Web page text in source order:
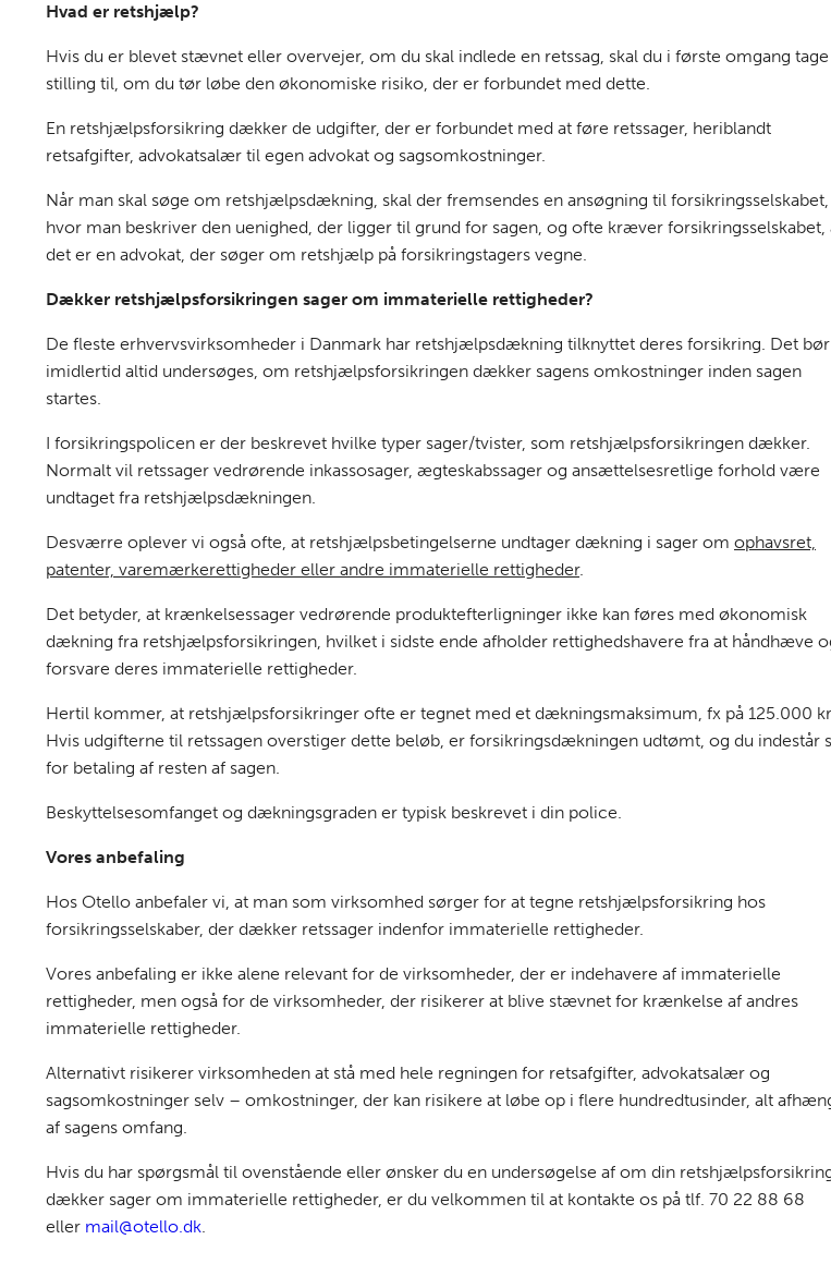
Hvad er retshjælp?
Hvis du er blevet stævnet eller overvejer, om du skal indlede en retssag, skal du i første omgang tage
stilling til, om du tør løbe den økonomiske risiko, der er forbundet med dette.
En retshjælpsforsikring dækker de udgifter, der er forbundet med at føre retssager, heriblandt
retsafgifter, advokatsalær til egen advokat og sagsomkostninger.
Når man skal søge om retshjælpsdækning, skal der fremsendes en ansøgning til forsikringsselskabet,
hvor man beskriver den uenighed, der ligger til grund for sagen, og ofte kræver forsikringsselskabet,
det er en advokat, der søger om retshjælp på forsikringstagers vegne.
Dækker retshjælpsforsikringen sager om immaterielle rettigheder?
De fleste erhvervsvirksomheder i Danmark har retshjælpsdækning tilknyttet deres forsikring. Det bør
imidlertid altid undersøges, om retshjælpsforsikringen dækker sagens omkostninger inden sagen
startes.
I forsikringspolicen er der beskrevet hvilke typer sager/tvister, som retshjælpsforsikringen dækker.
Normalt vil retssager vedrørende inkassosager, ægteskabssager og ansættelsesretlige forhold være
undtaget fra retshjælpsdækningen.
Desværre oplever vi også ofte, at retshjælpsbetingelserne undtager dækning i sager om ophavsret,
patenter, varemærkerettigheder eller andre immaterielle rettigheder.
Det betyder, at krænkelsessager vedrørende produktefterligninger ikke kan føres med økonomisk
dækning fra retshjælpsforsikringen, hvilket i sidste ende afholder rettighedshavere fra at håndhæve
forsvare deres immaterielle rettigheder.
Hertil kommer, at retshjælpsforsikringer ofte er tegnet med et dækningsmaksimum, fx på 125.000
Hvis udgifterne til retssagen overstiger dette beløb, er forsikringsdækningen udtømt, og du indestår
for betaling af resten af sagen.
Beskyttelsesomfanget og dækningsgraden er typisk beskrevet i din police.
Vores anbefaling
Hos Otello anbefaler vi, at man som virksomhed sørger for at tegne retshjælpsforsikring hos
forsikringsselskaber, der dækker retssager indenfor immaterielle rettigheder.
Vores anbefaling er ikke alene relevant for de virksomheder, der er indehavere af immaterielle
rettigheder, men også for de virksomheder, der risikerer at blive stævnet for krænkelse af andres
immaterielle rettigheder.
Alternativt risikerer virksomheden at stå med hele regningen for retsafgifter, advokatsalær og
sagsomkostninger selv – omkostninger, der kan risikere at løbe op i flere hundredtusinder, alt
af sagens omfang.
Hvis du har spørgsmål til ovenstående eller ønsker du en undersøgelse af om din
dækker sager om immaterielle rettigheder, er du velkommen til at kontakte os på tlf. 70 22 88 68
eller mail@otello.dk.